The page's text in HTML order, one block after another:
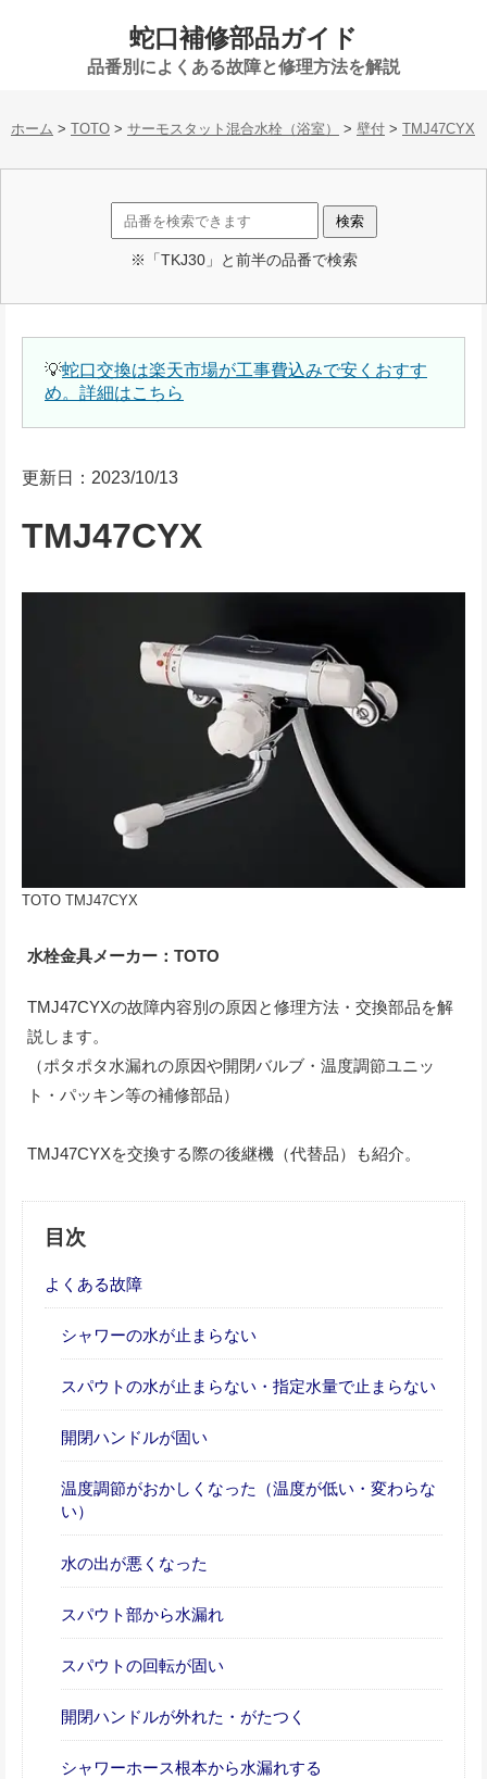
蛇口補修部品ガイド
品番別によくある故障と修理方法を解説
ホーム > TOTO > サーモスタット混合水栓（浴室） > 壁付 > TMJ47CYX
※「TKJ30」と前半の品番で検索
💡蛇口交換は楽天市場が工事費込みで安くおすす
め。詳細はこちら
更新日：2023/10/13
TMJ47CYX
TOTO TMJ47CYX
水栓金具メーカー：TOTO
TMJ47CYXの故障内容別の原因と修理方法・交換部品を解
説します。
（ポタポタ水漏れの原因や開閉バルブ・温度調節ユニッ
ト・パッキン等の補修部品）
TMJ47CYXを交換する際の後継機（代替品）も紹介。
目次
よくある故障
シャワーの水が止まらない
スパウトの水が止まらない・指定水量で止まらない
開閉ハンドルが固い
温度調節がおかしくなった（温度が低い・変わらな
い）
水の出が悪くなった
スパウト部から水漏れ
スパウトの回転が固い
開閉ハンドルが外れた・がたつく
シャワーホース根本から水漏れする